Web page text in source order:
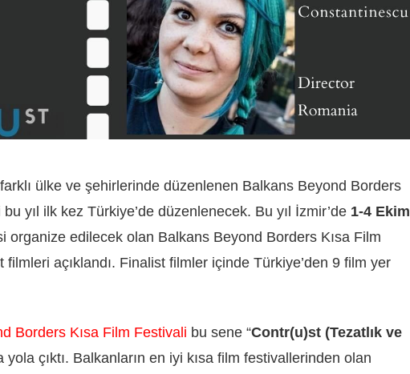
farklı ülke ve şehirlerinde düzenlenen Balkans Beyond Borders
yıl ilk kez Türkiye’de düzenlenecek. Bu yıl İzmir’de 1-4 Ekim
organize edilecek olan Balkans Beyond Borders Kısa Film
filmleri açıklandı. Finalist filmler içinde Türkiye’den 9 film yer
Borders Kısa Film Festivali bu sene “Contr(u)st (Tezatlık ve
yola çıktı. Balkanların en iyi kısa film festivallerinden olan